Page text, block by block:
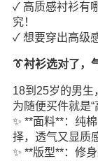
✓ 高质感衬衫有
究！
✓ 想要穿出高级
👔衬衫选对了，
18到25岁的男生
为随便买件就是
✨ **面料**：纯
择，透气又显质
✨ **版型**：修